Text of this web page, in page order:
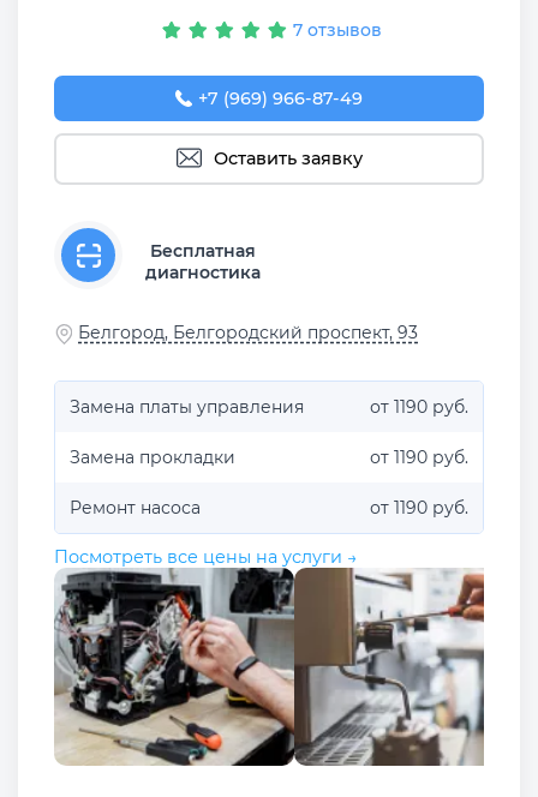
7 отзывов
+7 (969) 966-87-49
Оставить заявку
Бесплатная
диагностика
Белгород, Белгородский проспект, 93
Замена платы управления от 1190 руб.
Замена прокладки от 1190 руб.
Ремонт насоса от 1190 руб.
Посмотреть все цены на услуги →